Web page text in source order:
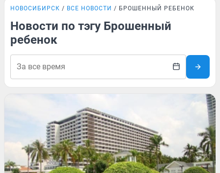
НОВОСИБИРСК ВСЕ НОВОСТИ БРОШЕННЫЙ РЕБЕНОК
Новости по тэгу Брошенный
ребенок